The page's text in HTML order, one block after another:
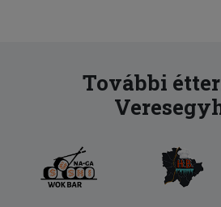
2025-10-20 - Ilonka:
Finom volt minden, mint
Köszönöm szépen.
2025-10-07 - Noémi:
Olyan sós volt a tèszta
enni !
További